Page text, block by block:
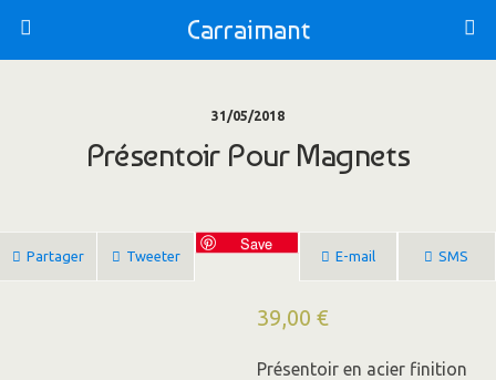
Carraimant
31/05/2018
Présentoir Pour Magnets
Partager Tweeter
Save
E-mail SMS
39,00€
Présentoir en acier finition